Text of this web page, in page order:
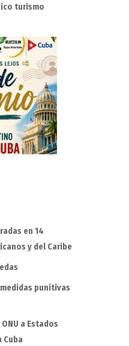
turismo
en 14
y del Caribe
punitivas
a Estados
Cuba